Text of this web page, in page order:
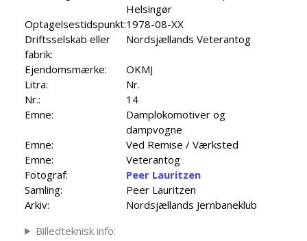
Helsingør
Optagelsestidspunkt:1978-08-XX
Driftsselskab eller
fabrik:
Nordsjællands Veterantog
Ejendomsmærke:
OKMJ
Litra:
Nr.
Nr.:
14
Emne:
Damplokomotiver og
dampvogne
Emne:
Ved Remise / Værksted
Emne:
Veterantog
Fotograf:
Peer Lauritzen
Samling:
Peer Lauritzen
Arkiv:
Nordsjællands Jernbaneklub
Billedteknisk info: